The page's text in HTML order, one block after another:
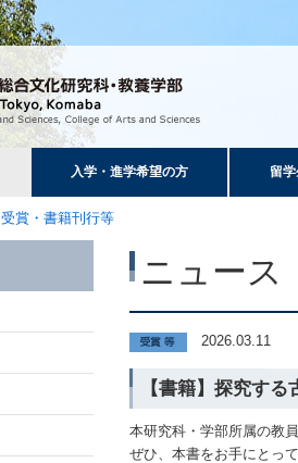
入学・進学希望の方 留
受賞・書籍刊行等
ニュース
2026.03.11
【書籍】探究す
本研究科・学部所属の教
ぜひ、本書をお手にとっ